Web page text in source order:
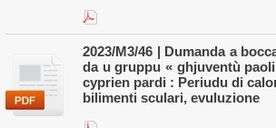
2023/M3/46 | Dumanda a
da u gruppu « ghjuventù
cyprien pardi : Periudu di
bilimenti sculari, evuluzione